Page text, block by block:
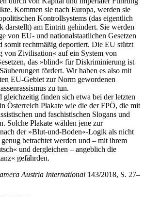
Kommen sie nach Europa, werden sie
Kontrollsystems (das eigentlich
darstellt) am Eintritt gehindert. Sie werden
von EU- und nationalstaatlichen Gesetzen
somit rechtmäßig deportiert. Die EU stützt
von Zivilisation« auf ein System von
das »blind« für Diskriminierung ist
fördert. Wir haben es also mit
EU-Gebiet zur Norm gewordenen
zu tun.
gleichzeitig finden sich etwa bei der letzten
Österreich Plakate wie die der FPÖ, die mit
und faschistischen Slogans und
Solche Plakate wählen jene zur
der »Blut-und-Boden«-Logik als nicht
betrachtet werden und – mit ihrem
und dergleichen – angeblich die
gefährden.
Austria International 143/2018, S. 27–